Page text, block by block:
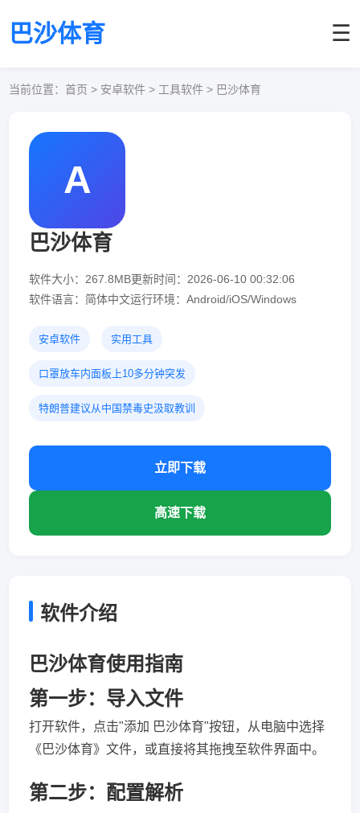
巴沙体育 ☰
当前位置：首页 > 安卓软件 > 工具软件 > 巴沙体育
A
巴沙体育
软件大小：267.8MB更新时间：2026-06-10 00:32:06
软件语言：简体中文运行环境：Android/iOS/Windows
安卓软件 实用工具
口罩放车内面板上10多分钟突发
特朗普建议从中国禁毒史汲取教训
立即下载
高速下载
软件介绍
巴沙体育使用指南
第一步：导入文件
打开软件，点击"添加 巴沙体育"按钮，从电脑中选择
《巴沙体育》文件，或直接将其拖拽至软件界面中。
第二步：配置解析